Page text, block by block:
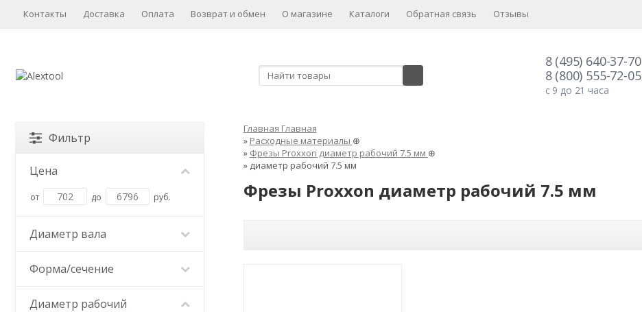
Контакты Доставка Оплата Возврат и обмен О магазине Каталоги Обратная связь Отзывы
8 (495) 640-37-70
8 (800) 555-72-05
с 9 до 21 часа
Главная Главная
» Расходные материалы ⊕
» Фрезы Proxxon диаметр рабочий 7.5 мм ⊕
» диаметр рабочий 7.5 мм
Фрезы Proxxon диаметр рабочий 7.5 мм
Фильтр
Цена
от до руб.
Диаметр вала
Форма/сечение
Диаметр рабочий